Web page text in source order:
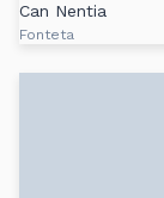
Can Nentia
Fonteta